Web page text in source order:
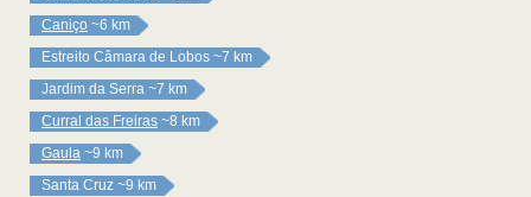
Caniço ~6 km
Estreito Câmara de Lobos ~7 km
Jardim da Serra ~7 km
Curral das Freiras ~8 km
Gaula ~9 km
Santa Cruz ~9 km